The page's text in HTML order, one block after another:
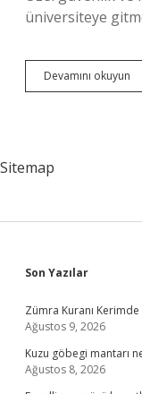
üniversiteye
Devamını okuyun
Sitemap
Sidebar
Son Yazılar
Zümra Kuranı
Ağustos 9, 2026
Kuzu göbegi mantarı
Ağustos 8, 2026